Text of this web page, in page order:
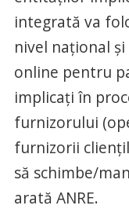
integrată va
nivel național
online pentru
implicați în
furnizorului
furnizorii
să schimbe/
arată ANRE.